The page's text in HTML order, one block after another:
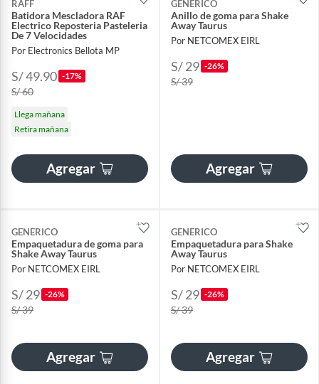
RAFF
Batidora Mescladora RAF
Electrico Reposteria Pasteleria
De 7 Velocidades
Por Electronics Bellota MP
S/ 49.90 -17%
S/ 60
Llega mañana
Retira mañana
Agregar
GENERICO
Anillo de goma para Shake
Away Taurus
Por NETCOMEX EIRL
S/ 29 -26%
S/ 39
Agregar
GENERICO
Empaquetadura de goma para
Shake Away Taurus
Por NETCOMEX EIRL
S/ 29 -26%
S/ 39
Agregar
GENERICO
Empaquetadura para Shake
Away Taurus
Por NETCOMEX EIRL
S/ 29 -26%
S/ 39
Agregar